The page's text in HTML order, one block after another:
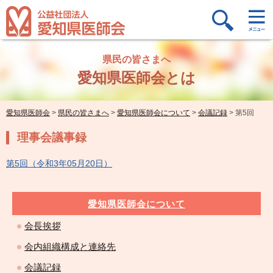
県民の皆さまへ
愛知県医師会とは
愛知県医師会 > 県民の皆さまへ > 愛知県医師会について > 会議記録 > 第5回
理事会議事録
第5回（令和3年05月20日）
愛知県医師会について
会長挨拶
会内組織構成と連絡先
会議記録